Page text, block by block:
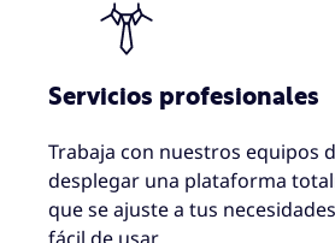
Servicios profesionales
Trabaja con nuestros equipos
desplegar una plataforma
que se ajuste a tus